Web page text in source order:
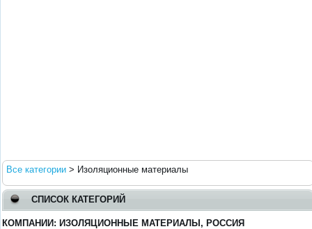
Все категории > Изоляционные материалы
СПИСОК КАТЕГОРИЙ
КОМПАНИИ: ИЗОЛЯЦИОННЫЕ МАТЕРИАЛЫ, РОССИЯ